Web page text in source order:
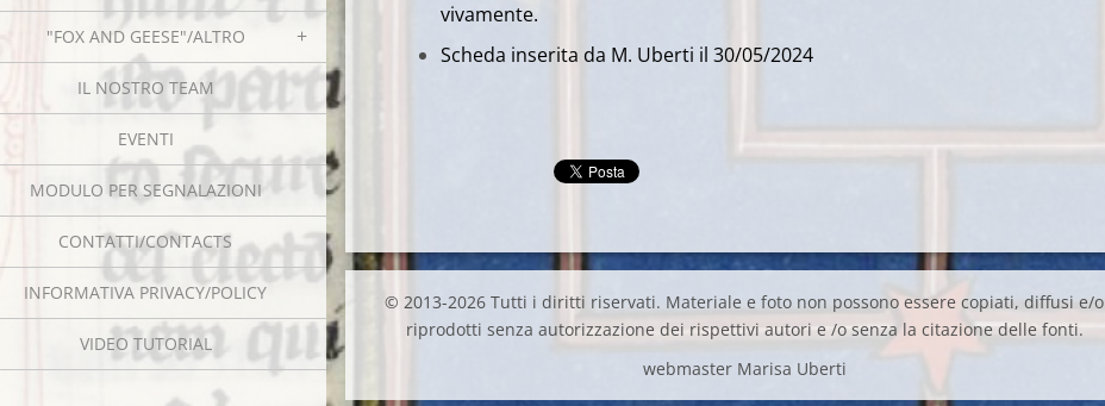
"FOX AND GEESE"/ALTRO
IL NOSTRO TEAM
EVENTI
MODULO PER SEGNALAZIONI
CONTATTI/CONTACTS
INFORMATIVA PRIVACY/POLICY
VIDEO TUTORIAL
vivamente.
Scheda inserita da M. Uberti il 30/05/2024
© 2013-2026 Tutti i diritti riservati. Materiale e foto non possono essere copiati, diffusi e/o
riprodotti senza autorizzazione dei rispettivi autori e /o senza la citazione delle fonti.
webmaster Marisa Uberti